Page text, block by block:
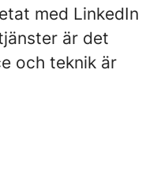
med LinkedIn
är det
och teknik är